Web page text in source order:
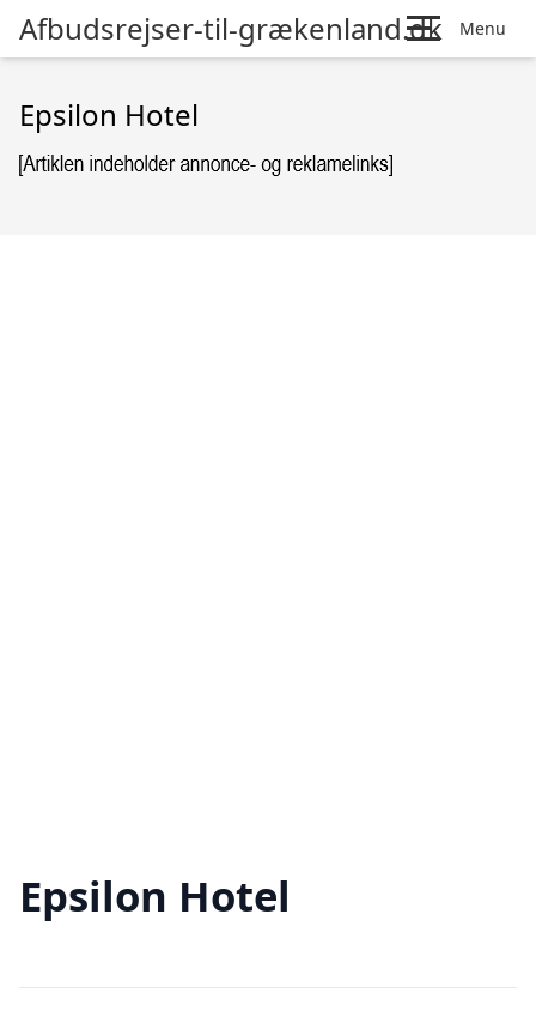
Afbudsrejser-til-grækenland.dk Menu
Epsilon Hotel
Epsilon Hotel